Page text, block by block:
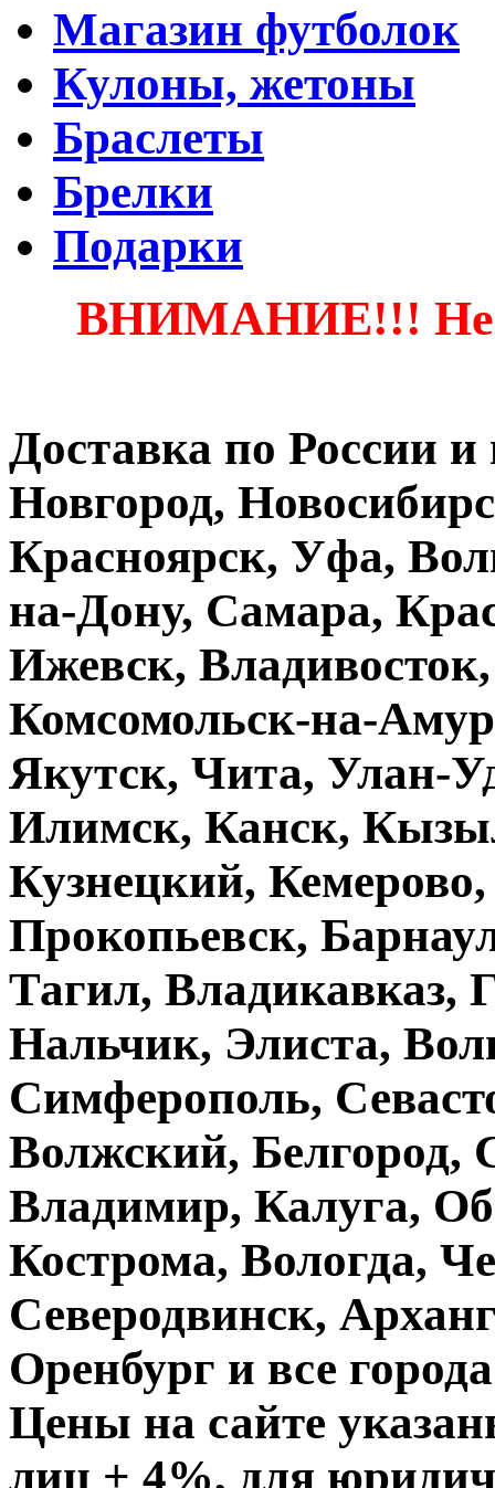
Магазин футболок
Кулоны, жетоны
Браслеты
Брелки
Подарки
ВНИМАНИЕ!!!
Доставка по России
Новгород,
Красноярск, Уфа,
на-Дону, Самара,
Ижевск,
Комсомольск-на-
Якутск, Чита, Улан-
Илимск, Канск,
Кузнецкий,
Прокопьевск,
Тагил, Владикавказ,
Нальчик, Элиста,
Симферополь,
Волжский, Белгород,
Владимир, Калуга,
Кострома, Вологда,
Северодвинск,
Оренбург и все
Цены на сайте
лиц + 4%, для